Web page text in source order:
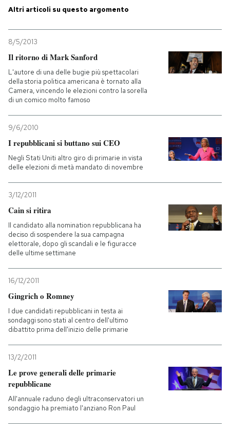
Altri articoli su questo argomento
8/5/2013
Il ritorno di Mark Sanford
L'autore di una delle bugie più spettacolari
della storia politica americana è tornato alla
Camera, vincendo le elezioni contro la sorella
di un comico molto famoso
9/6/2010
I repubblicani si buttano sui CEO
Negli Stati Uniti altro giro di primarie in vista
delle elezioni di metà mandato di novembre
3/12/2011
Cain si ritira
Il candidato alla nomination repubblicana ha
deciso di sospendere la sua campagna
elettorale, dopo gli scandali e le figuracce
delle ultime settimane
16/12/2011
Gingrich o Romney
I due candidati repubblicani in testa ai
sondaggi sono stati al centro dell'ultimo
dibattito prima dell'inizio delle primarie
13/2/2011
Le prove generali delle primarie
repubblicane
All'annuale raduno degli ultraconservatori un
sondaggio ha premiato l'anziano Ron Paul